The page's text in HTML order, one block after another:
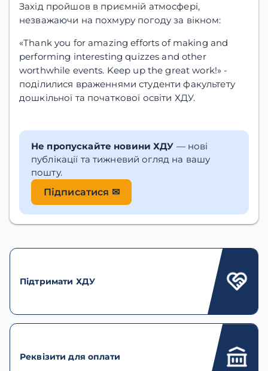
Захід пройшов в приємній атмосфері,
незважаючи на похмуру погоду за вікном:
«Thank you for amazing efforts of making and
performing interesting quizzes and other
worthwhile events. Keep up the great work!» -
поділилися враженнями студенти факультету
дошкільної та початкової освіти ХДУ.
Не пропускайте новини ХДУ — нові
публікації та тижневий огляд на вашу
пошту.
Підписатися ✉
Підтримати ХДУ
Реквізити для оплати